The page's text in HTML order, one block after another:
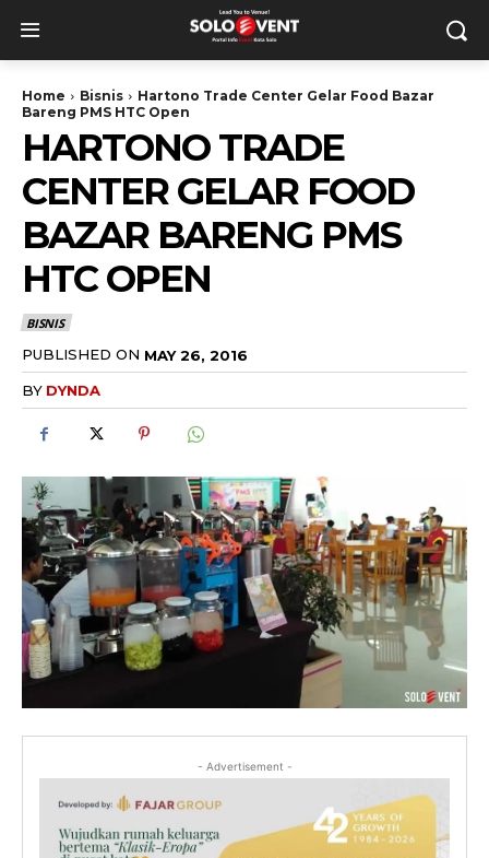
Home Bisnis
Hartono Trade Center Gelar Food Bazar
Bareng PMS HTC Open
HARTONO TRADE
CENTER GELAR FOOD
BAZAR BARENG PMS
HTC OPEN
BISNIS
PUBLISHED ON MAY 26, 2016
BY DYNDA
- Advertisement -